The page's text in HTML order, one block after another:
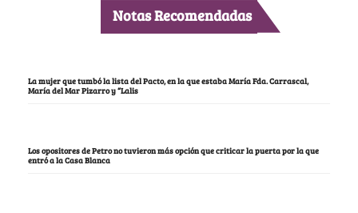
Notas Recomendadas
La mujer que tumbó la lista del Pacto, en la que estaba María Fda. Carrascal,
María del Mar Pizarro y “Lalis
Los opositores de Petro no tuvieron más opción que criticar la puerta por la que
entró a la Casa Blanca